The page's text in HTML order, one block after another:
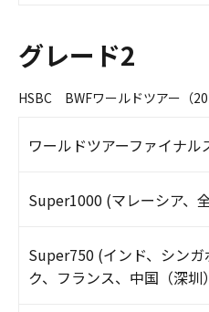
グレード2
HSBC BWFワールドツアー（
ワールドツアーファイナル
Super1000 (マレーシア、
Super750 (インド、シン
ク、フランス、中国（深圳